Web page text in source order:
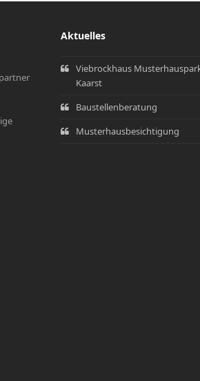
Aktuelles
Viebrockhaus
Kaarst
Baustellenberatung
Musterhausbesichtigung